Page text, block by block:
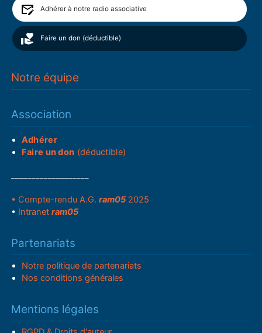
Adhérer à notre radio associative
Faire un don (déductible)
Notre équipe
Association
Adhérer
Faire un don (déductible)
• Compte-rendu A.G.ram05 2025
• Intranetram05
Partenariats
Notre politique de partenariats
Nos conditions générales
Mentions légales